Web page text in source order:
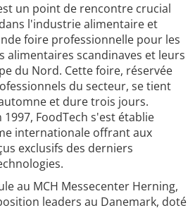
un point de rencontre crucial
l'industrie alimentaire et
foire professionnelle pour les
alimentaires scandinaves et leurs
du Nord. Cette foire, réservée
du secteur, se tient
et dure trois jours.
FoodTech s'est établie
internationale offrant aux
exclusifs des derniers
au MCH Messecenter Herning,
leaders au Danemark, doté